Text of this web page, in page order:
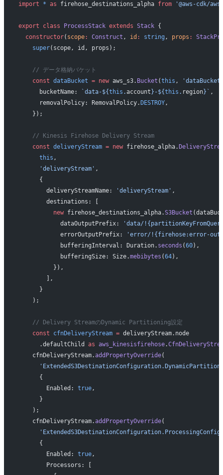
import * as firehose_destinations_alpha from '@aws-cdk/
export class ProcessStack extends Stack {
  constructor
( scope: Construct , id : string , props :
    super
(scope, id, props);
    // データ格納バケット
    const
dataBucket = new aws_s3. Bucket (this ,
      bucketName:
`data-${this .account }-${this . region}` ,
      removalPolicy: RemovalPolicy.
DESTROY,
    });
    // Kinesis Firehose Delivery Stream
    const
deliveryStream = new firehose_alpha.
      this
,
      'deliveryStream'
,
      {
        deliveryStreamName:
'deliveryStream' ,
        destinations: [
          new
firehose_destinations_alpha.S3Bucket
            dataOutputPrefix:
'data/
            errorOutputPrefix:
'error/!{firehose:error-
            bufferingInterval: Duration.
seconds (60),
            bufferingSize: Size.
mebibytes (64),
          }),
        ],
      }
    );
    // Delivery StreamのDynamic Partitioning設定
    const
cfnDeliveryStream = deliveryStream.node
      .defaultChild
as aws_kinesisfirehose.
    cfnDeliveryStream.
addPropertyOverride(
      {
        Enabled:
true,
      }
    );
    cfnDeliveryStream.
addPropertyOverride(
      {
        Enabled:
true,
        Processors: [